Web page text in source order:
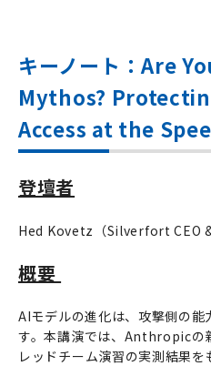
キーノート：Are
Mythos?
Access at the
登壇者
Hed Kovetz（Silverfort CEO
概要
AIモデルの進化は、攻撃側の能
す。本講演では、Anthropicの
レッドチーム演習の実測結果を